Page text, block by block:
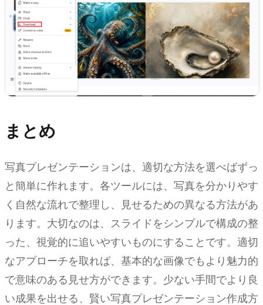
まとめ
写真プレゼンテーションは、適切な方法を選べばずっ
と簡単に作れます。各ツールには、写真を分かりやす
く自然な流れで整理し、見せるための異なる方法があ
ります。大切なのは、スライドをシンプルで構成の整
った、視覚的に追いやすいものにすることです。適切
なアプローチを取れば、基本的な画像でもより魅力的
で意味のある見せ方ができます。少ない手間でより良
い成果を出せる、賢い写真プレゼンテーション作成方